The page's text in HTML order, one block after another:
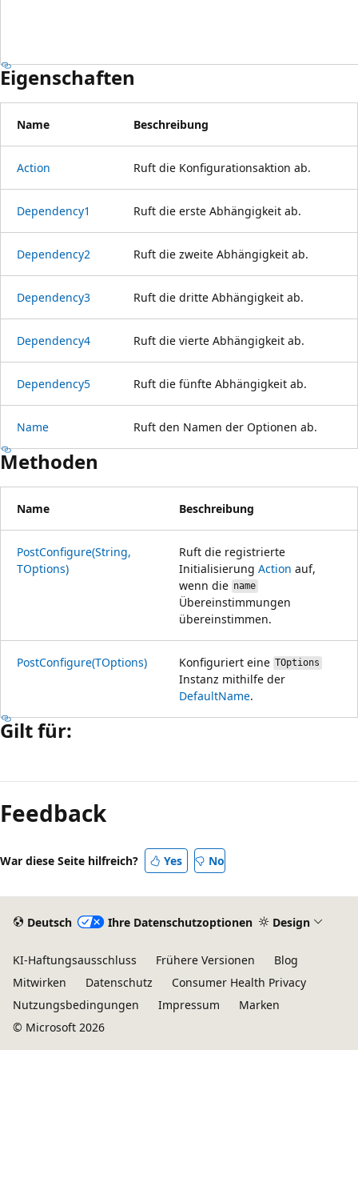
Eigenschaften
Name Beschreibung
Action Ruft die Konfigurationsaktion ab.
Dependency1 Ruft die erste Abhängigkeit ab.
Dependency2 Ruft die zweite Abhängigkeit ab.
Dependency3 Ruft die dritte Abhängigkeit ab.
Dependency4 Ruft die vierte Abhängigkeit ab.
Dependency5 Ruft die fünfte Abhängigkeit ab.
Name Ruft den Namen der Optionen ab.
Methoden
Name Beschreibung
PostConfigure(String,
TOptions)
Ruft die registrierte
Initialisierung Action auf,
wenn die name
Übereinstimmungen
übereinstimmen.
PostConfigure(TOptions) Konfiguriert eine TOptions
Instanz mithilfe der
DefaultName.
Gilt für:
deaktiviert
Feedback
War diese Seite hilfreich? Yes No
Deutsch Ihre Datenschutzoptionen Design
KI-Haftungsausschluss Frühere Versionen
Blog
Mitwirken
Datenschutz
Consumer Health Privacy
Nutzungsbedingungen
Impressum
Marken
© Microsoft 2026